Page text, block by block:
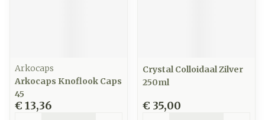
Arkocaps
Arkocaps Knoflook Caps
45
€ 13,36
Crystal Colloidaal Zilver
250ml
€ 35,00